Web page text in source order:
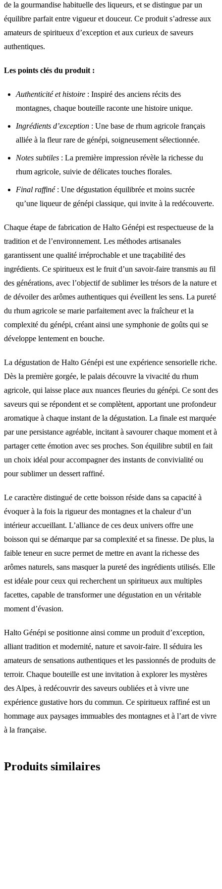
de la gourmandise habituelle des liqueurs, et se distingue par un
équilibre parfait entre vigueur et douceur. Ce produit s’adresse aux
amateurs de spiritueux d’exception et aux curieux de saveurs
authentiques.
Les points clés du produit :
Authenticité et histoire : Inspiré des anciens récits des
montagnes, chaque bouteille raconte une histoire unique.
Ingrédients d’exception : Une base de rhum agricole français
alliée à la fleur rare de génépi, soigneusement sélectionnée.
Notes subtiles : La première impression révèle la richesse du
rhum agricole, suivie de délicates touches florales.
Final raffiné: Une dégustation équilibrée et moins sucrée
qu’une liqueur de génépi classique, qui invite à la redécouverte.
Chaque étape de fabrication de Halto Génépi est respectueuse de la
tradition et de l’environnement. Les méthodes artisanales
garantissent une qualité irréprochable et une traçabilité des
ingrédients. Ce spiritueux est le fruit d’un savoir-faire transmis au fil
des générations, avec l’objectif de sublimer les trésors de la nature et
de dévoiler des arômes authentiques qui éveillent les sens. La pureté
du rhum agricole se marie parfaitement avec la fraîcheur et la
complexité du génépi, créant ainsi une symphonie de goûts qui se
développe lentement en bouche.
La dégustation de Halto Génépi est une expérience sensorielle riche.
Dès la première gorgée, le palais découvre la vivacité du rhum
agricole, qui laisse place aux nuances fleuries du génépi. Ce sont des
saveurs qui se répondent et se complètent, apportant une profondeur
aromatique à chaque instant de la dégustation. La finale est marquée
par une persistance agréable, incitant à savourer chaque moment et à
partager cette émotion avec ses proches. Son équilibre subtil en fait
un choix idéal pour accompagner des instants de convivialité ou
pour sublimer un dessert raffiné.
Le caractère distingué de cette boisson réside dans sa capacité à
évoquer à la fois la rigueur des montagnes et la chaleur d’un
intérieur accueillant. L’alliance de ces deux univers offre une
boisson qui se démarque par sa complexité et sa finesse. De plus, la
faible teneur en sucre permet de mettre en avant la richesse des
arômes naturels, sans masquer la pureté des ingrédients utilisés. Elle
est idéale pour ceux qui recherchent un spiritueux aux multiples
facettes, capable de transformer une dégustation en un véritable
moment d’évasion.
Halto Génépi se positionne ainsi comme un produit d’exception,
alliant tradition et modernité, nature et savoir-faire. Il séduira les
amateurs de sensations authentiques et les passionnés de produits de
terroir. Chaque bouteille est une invitation à explorer les mystères
des Alpes, à redécouvrir des saveurs oubliées et à vivre une
expérience gustative hors du commun. Ce spiritueux raffiné est un
hommage aux paysages immuables des montagnes et à l’art de vivre
à la française.
Produits similaires